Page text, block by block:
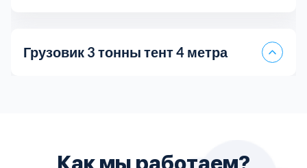
Грузовик 3 тонны тент 4 метра
Пятитонник бортовой
Fiat Doblo